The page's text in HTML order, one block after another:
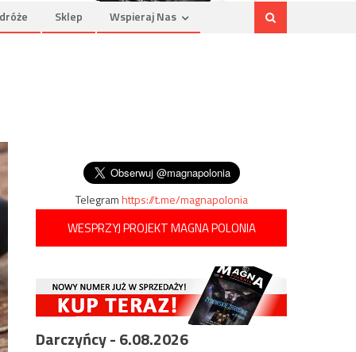
Sklep Wspieraj Nas
Telegramhttps://t.me/magnapolonia
WESPRZYJ PROJEKT MAGNA POLONIA
Darczyńcy - 6.08.2026